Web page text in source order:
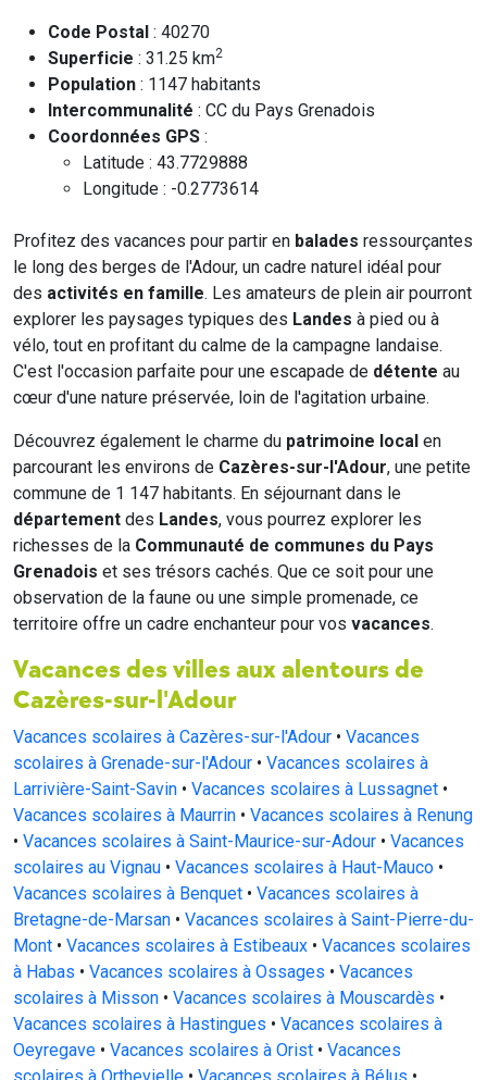
Code Postal : 40270
Superficie : 31.25 km2
Population : 1147 habitants
Intercommunalité : CC du Pays Grenadois
Coordonnées GPS :
Latitude : 43.7729888
Longitude : -0.2773614
Profitez des vacances pour partir en balades ressourçantes
le long des berges de l'Adour, un cadre naturel idéal pour
des activités en famille. Les amateurs de plein air pourront
explorer les paysages typiques des Landes à pied ou à
vélo, tout en profitant du calme de la campagne landaise.
C'est l'occasion parfaite pour une escapade de détente au
cœur d'une nature préservée, loin de l'agitation urbaine.
Découvrez également le charme du patrimoine local en
parcourant les environs de Cazères-sur-l'Adour, une petite
commune de 1 147 habitants. En séjournant dans le
département des Landes, vous pourrez explorer les
richesses de la Communauté de communes du Pays
Grenadois et ses trésors cachés. Que ce soit pour une
observation de la faune ou une simple promenade, ce
territoire offre un cadre enchanteur pour vos vacances.
Vacances des villes aux alentours de
Cazères-sur-l'Adour
Vacances scolaires à Cazères-sur-l'Adour • Vacances
scolaires à Grenade-sur-l'Adour • Vacances scolaires à
Larrivière-Saint-Savin • Vacances scolaires à Lussagnet •
Vacances scolaires à Maurrin • Vacances scolaires à Renung
• Vacances scolaires à Saint-Maurice-sur-Adour • Vacances
scolaires au Vignau • Vacances scolaires à Haut-Mauco •
Vacances scolaires à Benquet • Vacances scolaires à
Bretagne-de-Marsan • Vacances scolaires à Saint-Pierre-du-
Mont • Vacances scolaires à Estibeaux • Vacances scolaires
à Habas • Vacances scolaires à Ossages • Vacances
scolaires à Misson • Vacances scolaires à Mouscardès •
Vacances scolaires à Hastingues • Vacances scolaires à
Oeyregave • Vacances scolaires à Orist • Vacances